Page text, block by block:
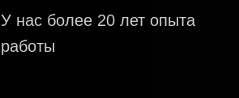
У нас более 20 лет опыта
работы